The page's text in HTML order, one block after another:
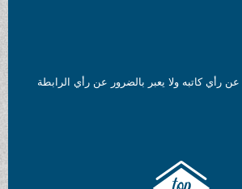
بالضرور عن رأي الرابطة